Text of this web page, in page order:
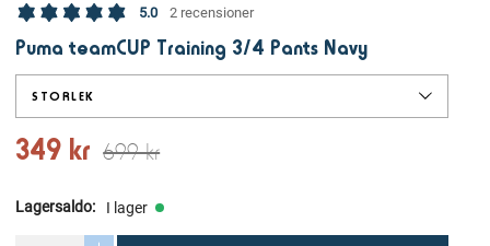
5.0 2 recensioner
Puma teamCUP Training 3/4 Pants Navy
STORLEK
349 kr 699 kr
Lagersaldo: I lager